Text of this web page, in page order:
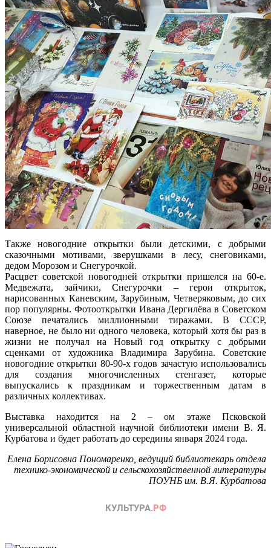
Также новогодние открытки были детскими, с добрыми
сказочными мотивами, зверушками в лесу, снеговиками,
дедом Морозом и Снегурочкой.
Расцвет советской новогодней открытки пришелся на 60-е.
Медвежата, зайчики, Снегурочки – герои открыток,
нарисованных Каневским, Зарубиным, Четверяковым, до сих
пор популярны. Фотооткрытки Ивана Дергилёва в Советском
Союзе печатались миллионными тиражами. В CCCР,
наверное, не было ни одного человека, который хотя бы раз в
жизни не получал на Новый год открытку с добрыми
сценками от художника Владимира Зарубина. Советские
новогодние открытки 80-90-х годов зачастую использовались
для создания многочисленных стенгазет, которые
выпускались к праздникам и торжественным датам в
различных коллективах.
Выставка находится на 2 – ом этаже Псковской
универсальной областной научной библиотеки имени В. Я.
Курбатова и будет работать до середины января 2024 года.
Елена Борисовна Пономаренко, ведущий библиотекарь отдела
технико-экономической и сельскохозяйственной литературы
ПОУНБ им. В.Я. Курбатова